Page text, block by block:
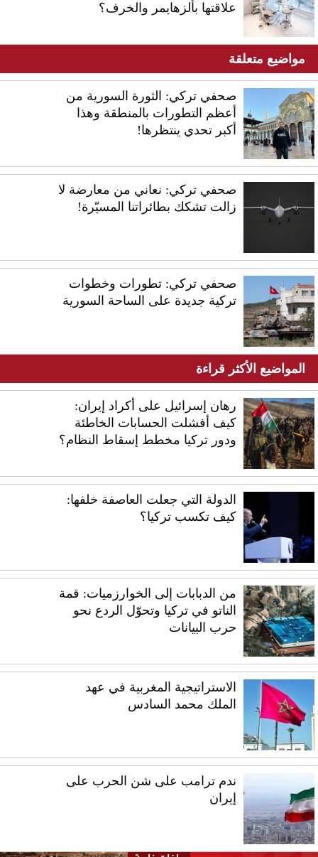
علاقتها بألزهايمر والخرف؟
مواضيع متعلقة
صحفي تركي: الثورة السورية من
أعظم التطورات بالمنطقة وهذا
أكبر تحدي ينتظرها!
صحفي تركي: نعاني من معارضة لا
زالت تشكك بطائراتنا المسيّرة!
صحفي تركي: تطورات وخطوات
تركية جديدة على الساحة السورية
المواضيع الأكثر قراءة
رهان إسرائيل على أكراد إيران:
كيف أفشلت الحسابات الخاطئة
ودور تركيا مخطط إسقاط النظام؟
الدولة التي جعلت العاصفة خلفها:
كيف تكسب تركيا؟
من الدبابات إلى الخوارزميات: قمة
الناتو في تركيا وتحوّل الردع نحو
حرب البيانات
الاستراتيجية المغربية في عهد
الملك محمد السادس
ندم ترامب على شن الحرب على
إيران